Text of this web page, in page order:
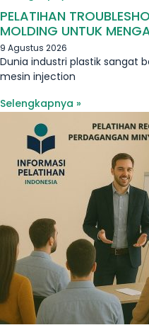
PELATIHAN
MOLDING UNTUK
9 Agustus 2026
Dunia industri plastik sangat
mesin injection
Selengkapnya »